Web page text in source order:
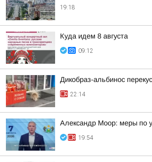
19:18
Куда идем 8 августа
09:12
Дикобраз-альбинос
22:14
Александр Моор: меры по
19:54